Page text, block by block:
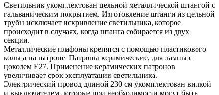
Светильник укомплектован цельной металлической штангой с
гальваническим покрытием. Изготовление штанги из цельной
трубы исключает искривление светильника, которое
происходит в случаях, когда штанга собирается из двух
секций.
Металлические плафоны крепятся с помощью пластикового
кольца на патроне. Патроны керамические, для лампы с
цоколем Е27. Применение керамических патронов
увеличивает срок эксплуатации светильника.
Электрический провод длиной 230 см укомплектован вилкой
и выключателем, которые при необходимости могут быть